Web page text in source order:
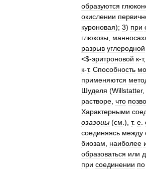
образуются
окислении
куроновая); 3) при
глюкозы
разрыв углеродной
<$-эритроновой к-т,
к-т. Способность
применяются
Шуделя (Willstatter,
растворе что
Характерными
озазоиы (см .), т. е
соединяясь между
биозам
наиболее
образоваться или
при соединении по